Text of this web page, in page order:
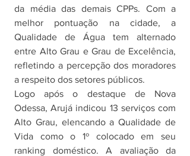
da média das demais CPPs. Com a
melhor pontuação na cidade, a
Qualidade de Água tem alternado
entre Alto Grau e Grau de Excelência,
refletindo a percepção dos moradores
a respeito dos setores públicos.
Logo após o destaque de Nova
Odessa, Arujá indicou 13 serviços com
Alto Grau, elencando a Qualidade de
Vida como o 1º colocado em seu
ranking doméstico. A avaliação da